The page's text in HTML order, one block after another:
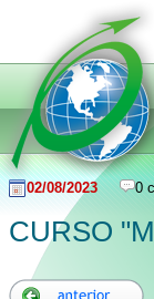
02/08/2023 0
CURSO